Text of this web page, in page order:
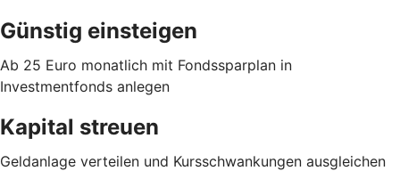
Günstig einsteigen
Ab 25 Euro monatlich mit Fondssparplan in
Investmentfonds anlegen
Kapital streuen
Geldanlage verteilen und Kursschwankungen ausgleichen